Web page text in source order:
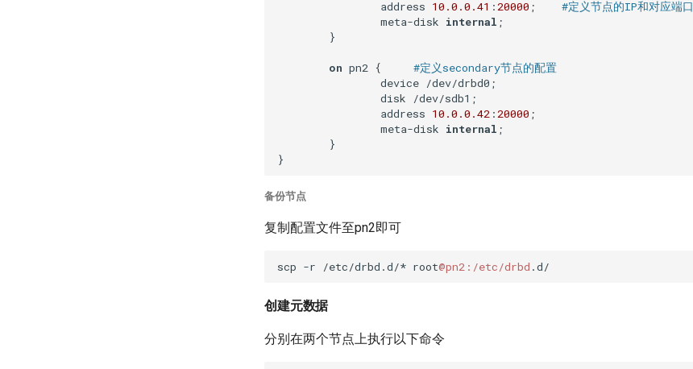
                address
10.0 .0 .41 :20000 ; #定义节点的IP和对应端口
                meta-disk
internal ;
        }
on pn2 { #定义secondary节点的配置
                device /dev/drbd0;
                disk /dev/sdb1;
                address
10.0 .0 .42 :20000 ;
                meta-disk
internal ;
        }
备份节点
复制配置文件至pn2即可
scp -r /etc/drbd.d/* root@pn2 :/etc/drbd
创建元数据
分别在两个节点上执行以下命令